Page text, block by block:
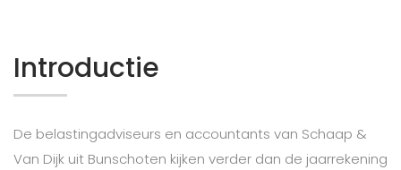
Introductie
De belastingadviseurs en accountants van Schaap &
Van Dijk uit Bunschoten kijken verder dan de jaarrekening